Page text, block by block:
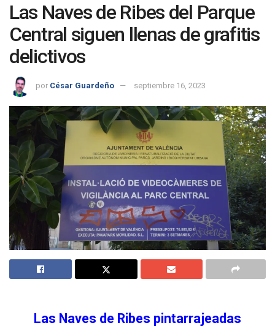
Las Naves de Ribes del Parque
Central siguen llenas de grafitis
delictivos
por César Guardeño septiembre 16, 2023
Las Naves de Ribes pintarrajeadas